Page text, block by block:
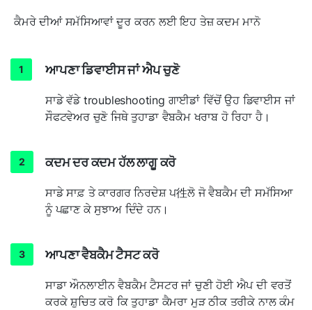
ਕੈਮਰੇ ਦੀਆਂ ਸਮੱਸਿਆਵਾਂ ਦੂਰ ਕਰਨ ਲਈ ਇਹ ਤੇਜ਼ ਕਦਮ ਮਾਨੋ
ਆਪਣਾ ਡਿਵਾਈਸ ਜਾਂ ਐਪ ਚੁਣੋ
ਸਾਡੇ ਵੱਡੇ troubleshooting ਗਾਈਡਾਂ ਵਿੱਚੋਂ ਉਹ ਡਿਵਾਈਸ ਜਾਂ
ਸੌਫਟਵੇਅਰ ਚੁਣੋ ਜਿਥੇ ਤੁਹਾਡਾ ਵੈਬਕੈਮ ਖਰਾਬ ਹੋ ਰਿਹਾ ਹੈ।
ਕਦਮ ਦਰ ਕਦਮ ਹੱਲ ਲਾਗੂ ਕਰੋ
ਸਾਡੇ ਸਾਫ਼ ਤੇ ਕਾਰਗਰ ਨਿਰਦੇਸ਼ ਪ徃ਲੋ ਜੋ ਵੈਬਕੈਮ ਦੀ ਸਮੱਸਿਆ
ਨੂੰ ਪਛਾਣ ਕੇ ਸੁਝਾਅ ਦਿੰਦੇ ਹਨ।
ਆਪਣਾ ਵੈਬਕੈਮ ਟੈਸਟ ਕਰੋ
ਸਾਡਾ ਔਨਲਾਈਨ ਵੈਬਕੈਮ ਟੈਸਟਰ ਜਾਂ ਚੁਣੀ ਹੋਈ ਐਪ ਦੀ ਵਰਤੋਂ
ਕਰਕੇ ਸ਼ੁਚਿਤ ਕਰੋ ਕਿ ਤੁਹਾਡਾ ਕੈਮਰਾ ਮੁੜ ਠੀਕ ਤਰੀਕੇ ਨਾਲ ਕੰਮ